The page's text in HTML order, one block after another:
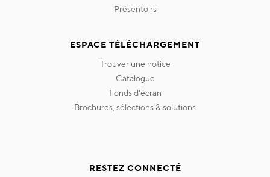
présentoirs
ESPACE TÉLÉCHARGEMENT
trouver une notice
catalogue
fonds d'écran
brochures, sélections & solutions
RESTEZ CONNECTÉ